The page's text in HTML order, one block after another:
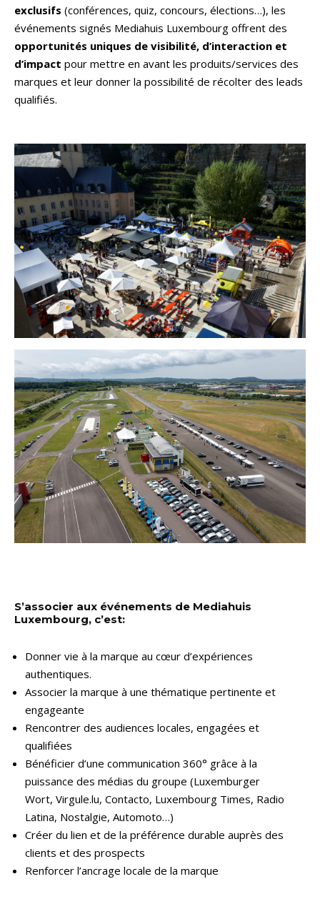
exclusifs (conférences, quiz, concours, élections…), les
événements signés Mediahuis Luxembourg offrent des
opportunités uniques de visibilité, d’interaction et
d’impact pour mettre en avant les produits/services des
marques et leur donner la possibilité de récolter des leads
qualifiés.
S’associer aux événements de Mediahuis
Luxembourg, c’est:
Donner vie à la marque au cœur d’expériences
authentiques.
Associer la marque à une thématique pertinente et
engageante
Rencontrer des audiences locales, engagées et
qualifiées
Bénéficier d’une communication 360° grâce à la
puissance des médias du groupe (Luxemburger
Wort, Virgule.lu, Contacto, Luxembourg Times, Radio
Latina, Nostalgie, Automoto…)
Créer du lien et de la préférence durable auprès des
clients et des prospects
Renforcer l’ancrage locale de la marque